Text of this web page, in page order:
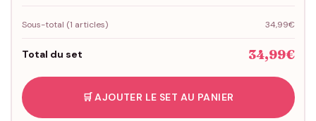
Sous-total (1 articles) 34,99€
Total du set 34,99€
🛒 AJOUTER LE SET AU PANIER